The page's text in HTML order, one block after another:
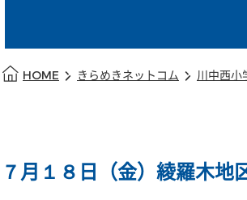
HOME きらめきネットコム 川中西小
７月１８日（金）綾羅木地